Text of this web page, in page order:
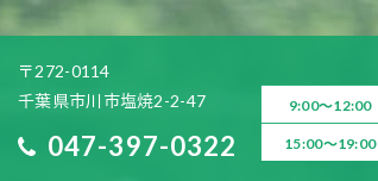
〒272-0114
千葉県市川市塩焼2-2-47
047-397-0322
9:00～12:00
15:00～19:00